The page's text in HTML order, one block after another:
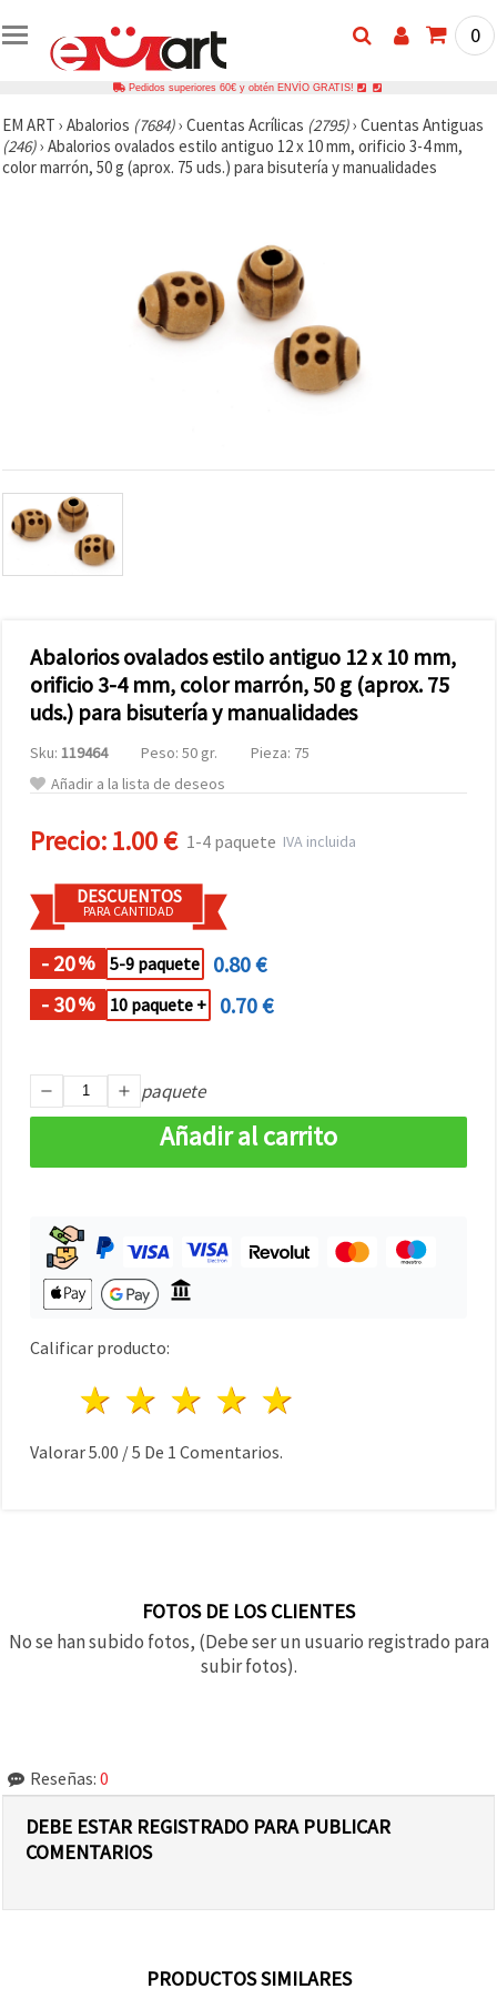
0
Pedidos superiores 60€ y obtén ENVÍO GRATIS!
EM ART › Abalorios (7684)› Cuentas Acrílicas (2795)› Cuentas Antiguas
(246)› Abalorios ovalados estilo antiguo 12 x 10 mm, orificio 3-4 mm,
color marrón, 50 g (aprox. 75 uds.) para bisutería y manualidades
Abalorios ovalados estilo antiguo 12 x 10 mm,
orificio 3-4 mm, color marrón, 50 g (aprox. 75
uds.) para bisutería y manualidades
Sku: 119464 Peso: 50 gr.
Pieza: 75
Añadir a la lista de deseos
Precio:1.00 € 1-4 paquete IVA incluida
DESCUENTOS
PARA CANTIDAD
- 20% 5-9 paquete
0.80 €
- 30% 10 paquete + 0.70 €
paquete
Añadir al carrito
Calificar producto:
4 estrellas
3 estrellas
2 estrellas
1 estrella
Valorar5.00 /5 De 1 Comentarios.
FOTOS DE LOS CLIENTES
No se han subido fotos, (Debe ser un usuario registrado para
subir fotos).
Reseñas: 0
DEBE ESTAR REGISTRADO PARA PUBLICAR
COMENTARIOS
PRODUCTOS SIMILARES